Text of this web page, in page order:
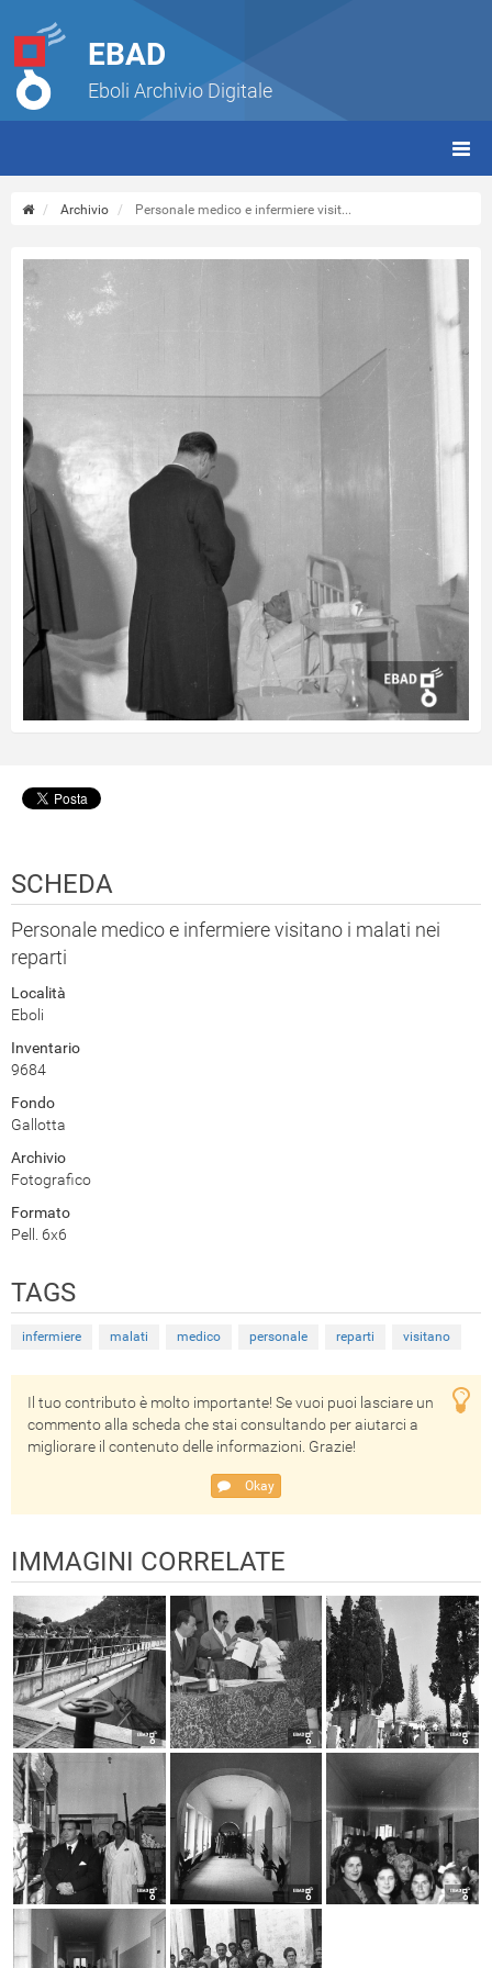
EBAD
Eboli Archivio Digitale
Archivio Personale medico e infermiere visit...
SCHEDA
Personale medico e infermiere visitano i malati nei
reparti
Località
Eboli
Inventario
9684
Fondo
Gallotta
Archivio
Fotografico
Formato
Pell. 6x6
TAGS
infermiere malati medico personale reparti visitano
Il tuo contributo è molto importante! Se vuoi puoi lasciare un
commento alla scheda che stai consultando per aiutarci a
migliorare il contenuto delle informazioni. Grazie!
Okay
IMMAGINI CORRELATE